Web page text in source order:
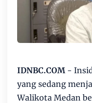
IDNBC.COM-
yang sedang
Walikota Medan